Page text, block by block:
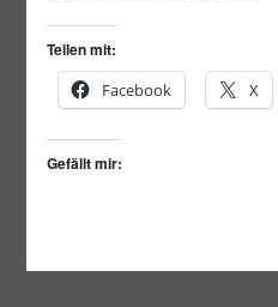
Teilen mit:
Facebook
X
Gefällt mir: